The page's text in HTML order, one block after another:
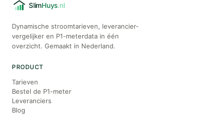
Dynamische stroomtarieven, leverancier-
vergelijker en P1-meterdata in één
overzicht. Gemaakt in Nederland.
PRODUCT
Tarieven
Bestel de P1-meter
Leveranciers
Blog